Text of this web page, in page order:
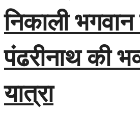
निकाली भगवान
पंढरीनाथ की
यात्रा